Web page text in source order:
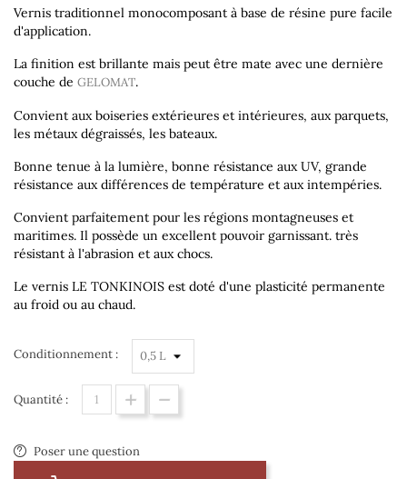
Vernis traditionnel monocomposant à base de résine pure facile
d'application.
La finition est brillante mais peut être mate avec une dernière
couche de GELOMAT.
Convient aux boiseries extérieures et intérieures, aux parquets,
les métaux dégraissés, les bateaux.
Bonne tenue à la lumière, bonne résistance aux UV, grande
résistance aux différences de température et aux intempéries.
Convient parfaitement pour les régions montagneuses et
maritimes. Il possède un excellent pouvoir garnissant. très
résistant à l'abrasion et aux chocs.
Le vernis LE TONKINOIS est doté d'une plasticité permanente
au froid ou au chaud.
Conditionnement :
Quantité :
Poser une question